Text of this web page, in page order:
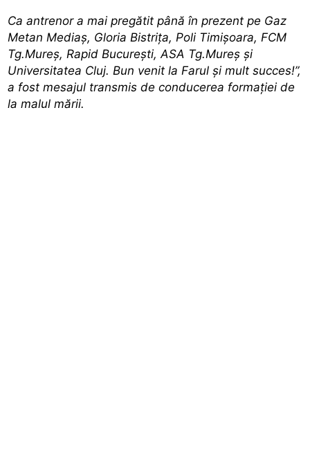
Ca antrenor a mai pregătit până în prezent pe Gaz
Metan Mediaș, Gloria Bistrița, Poli Timișoara, FCM
Tg.Mureș, Rapid București, ASA Tg.Mureș și
Universitatea Cluj. Bun venit la Farul și mult succes!”,
a fost mesajul transmis de conducerea formației de
la malul mării.